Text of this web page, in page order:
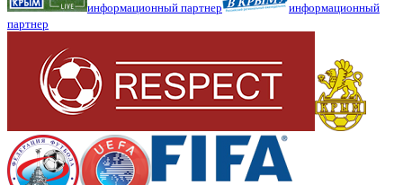
информационный партнер
информационный
партнер